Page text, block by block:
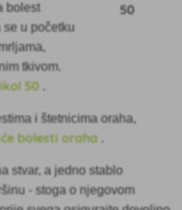
bolest
se u početku
tkivom.
50 .
i štetnicima oraha,
bolesti oraha .
stvar, a jedno stablo
- stoga o njegovom